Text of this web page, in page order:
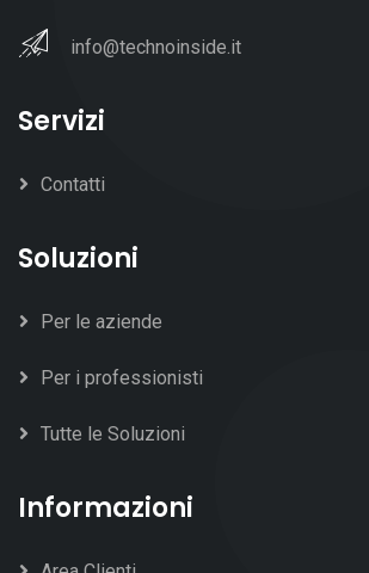
info@technoinside.it
Servizi
Contatti
Soluzioni
Per le aziende
Per i professionisti
Tutte le Soluzioni
Informazioni